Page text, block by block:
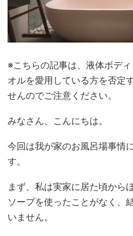
※こちらの記事は、液体ボデ
オルを愛用している方を否定
せんのでご注意ください。
みなさん、こんにちは。
今回は我が家のお風呂場事情
す。
まず、私は実家に居た頃から
ソープを使ったことがなく、
いません。